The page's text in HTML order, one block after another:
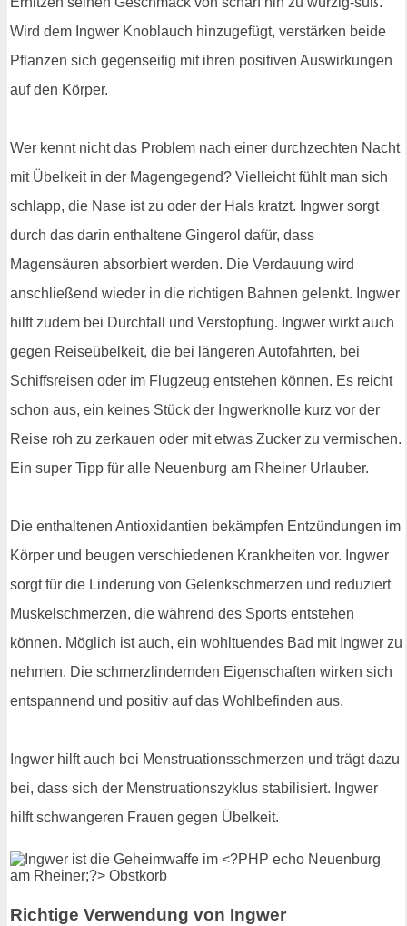
Wird dem Ingwer Knoblauch hinzugefügt, verstärken beide
Pflanzen sich gegenseitig mit ihren positiven Auswirkungen
auf den Körper.
Wer kennt nicht das Problem nach einer durchzechten Nacht
mit Übelkeit in der Magengegend? Vielleicht fühlt man sich
schlapp, die Nase ist zu oder der Hals kratzt. Ingwer sorgt
durch das darin enthaltene Gingerol dafür, dass
Magensäuren absorbiert werden. Die Verdauung wird
anschließend wieder in die richtigen Bahnen gelenkt. Ingwer
hilft zudem bei Durchfall und Verstopfung. Ingwer wirkt auch
gegen Reiseübelkeit, die bei längeren Autofahrten, bei
Schiffsreisen oder im Flugzeug entstehen können. Es reicht
schon aus, ein keines Stück der Ingwerknolle kurz vor der
Reise roh zu zerkauen oder mit etwas Zucker zu vermischen.
Ein super Tipp für alle Neuenburg am Rheiner Urlauber.
Die enthaltenen Antioxidantien bekämpfen Entzündungen im
Körper und beugen verschiedenen Krankheiten vor. Ingwer
sorgt für die Linderung von Gelenkschmerzen und reduziert
Muskelschmerzen, die während des Sports entstehen
können. Möglich ist auch, ein wohltuendes Bad mit Ingwer zu
nehmen. Die schmerzlindernden Eigenschaften wirken sich
entspannend und positiv auf das Wohlbefinden aus.
Ingwer hilft auch bei Menstruationsschmerzen und trägt dazu
bei, dass sich der Menstruationszyklus stabilisiert. Ingwer
hilft schwangeren Frauen gegen Übelkeit.
Richtige Verwendung von Ingwer